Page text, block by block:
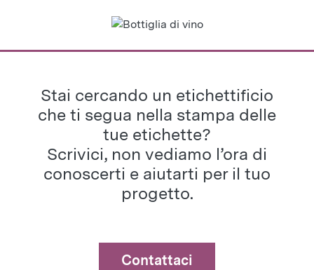
Stai cercando un etichettificio
che ti segua nella stampa delle
tue etichette?
Scrivici, non vediamo l’ora di
conoscerti e aiutarti per il tuo
progetto.
Contattaci